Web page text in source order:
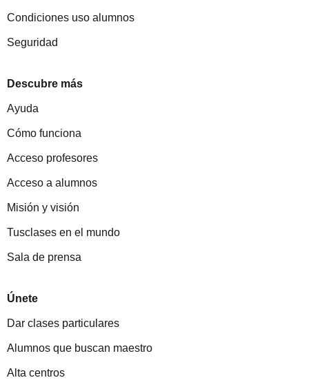
Condiciones uso alumnos
Seguridad
Descubre más
Ayuda
Cómo funciona
Acceso profesores
Acceso a alumnos
Misión y visión
Tusclases en el mundo
Sala de prensa
Únete
Dar clases particulares
Alumnos que buscan maestro
Alta centros